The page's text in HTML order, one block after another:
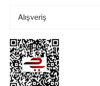
Alışveriş